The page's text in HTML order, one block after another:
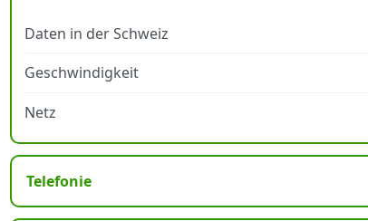
Daten in der Schweiz
Geschwindigkeit
Netz
Telefonie